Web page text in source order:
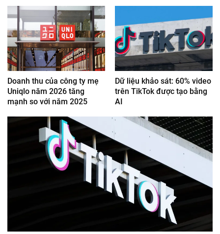
Doanh thu của công ty mẹ
Uniqlo năm 2026 tăng
mạnh so với năm 2025
Dữ liệu khảo sát: 60% video
trên TikTok được tạo bằng
AI